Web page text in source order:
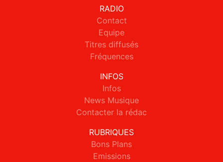
RADIO
Contact
Equipe
Titres diffusés
Fréquences
INFOS
Infos
News Musique
Contacter la rédac
RUBRIQUES
Bons Plans
Emissions